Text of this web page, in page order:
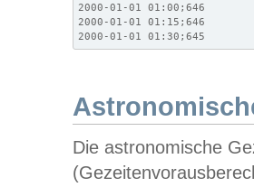
2000-01-01 01:00;646
2000-01-01 01:15;646
2000-01-01 01:30;645
Die astronomische